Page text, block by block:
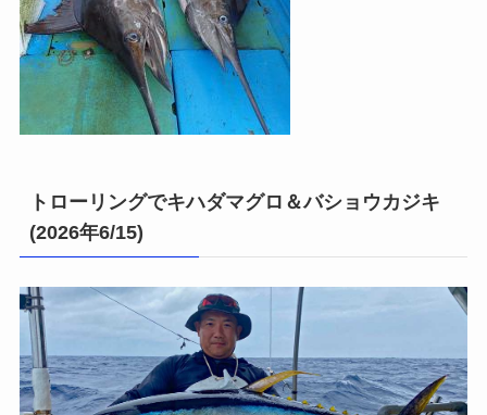
トローリングでキハダマグロ＆バショウカジキ
(2026年6/15)